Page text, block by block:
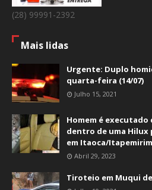
(28) 99991-2392
Mais lidas
Urgente: Duplo
quarta-feira (14/07)
Julho 15, 2021
Homem é executado
dentro de uma Hilux
em Itaoca/Itapemirim
Abril 29, 2023
Tiroteio em Muqui